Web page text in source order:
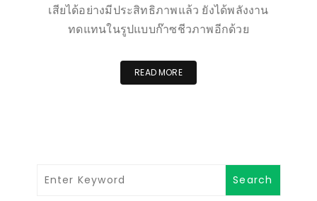
เสียได้อย่างมีประสิทธิภาพแล้ว ยังได้พลังงาน
ทดแทนในรูปแบบก๊าซชีวภาพอีกด้วย
READ MORE